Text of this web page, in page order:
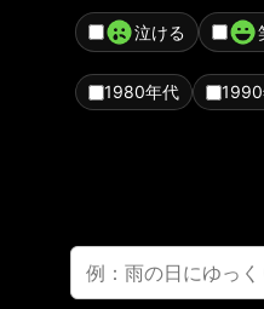
泣ける
1980年代